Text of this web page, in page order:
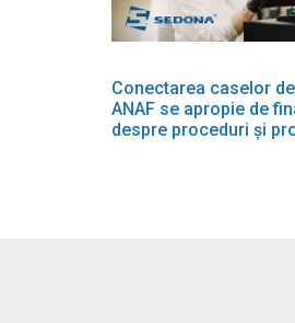
Conectarea caselor
ANAF se apropie de
despre proceduri și